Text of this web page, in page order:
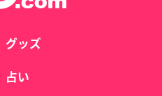
グッズ
占い